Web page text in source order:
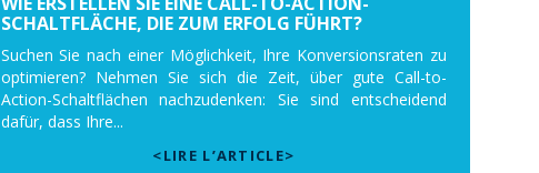
SCHALTFLÄCHE, DIE ZUM ERFOLG FÜHRT?
Suchen Sie nach einer Möglichkeit, Ihre Konversionsraten zu
optimieren? Nehmen Sie sich die Zeit, über gute Call-to-
Action-Schaltflächen nachzudenken: Sie sind entscheidend
dafür, dass Ihre...
<LIRE L’ARTICLE>